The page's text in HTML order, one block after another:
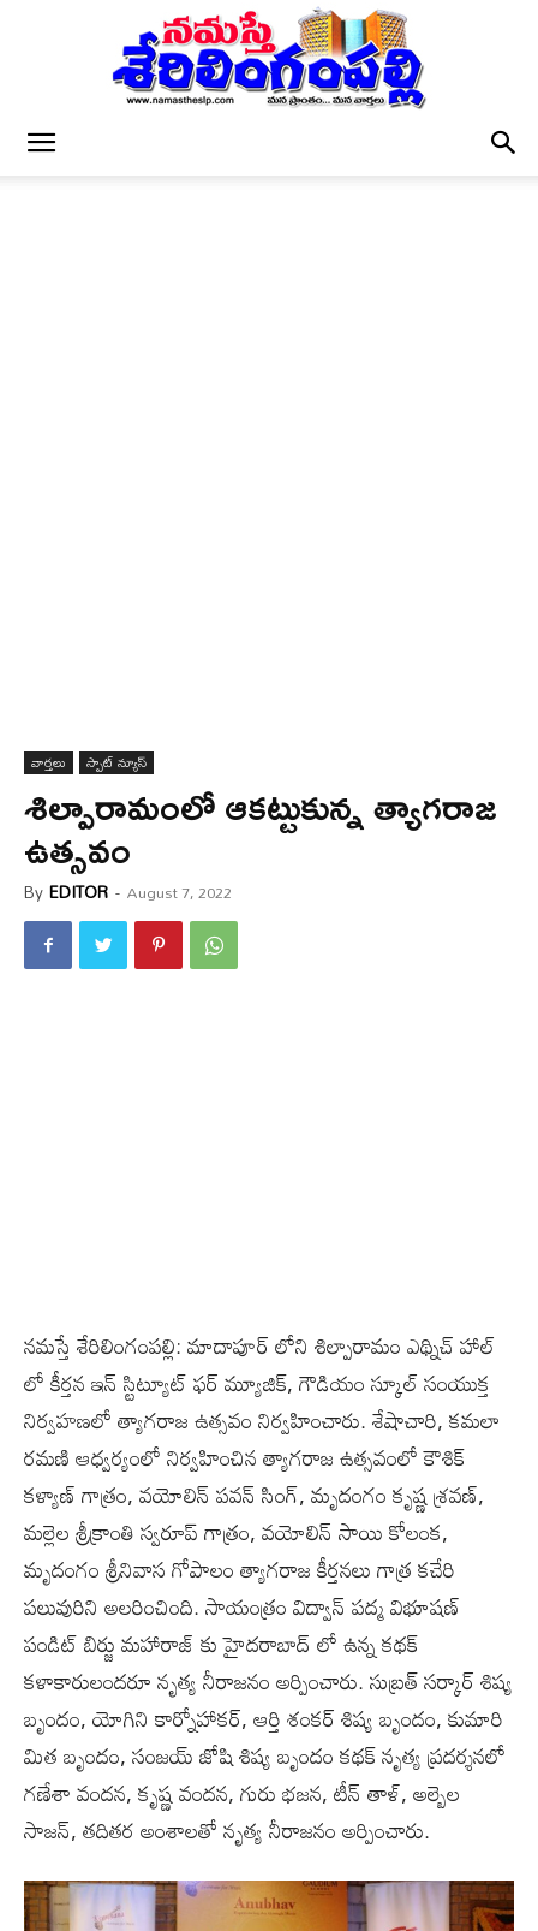
వార్త‌లు స్పాట్ న్యూస్
శిల్పారామంలో ఆకట్టుకున్న త్యాగరాజ
ఉత్సవం
ByEDITOR - August 7, 2022
నమస్తే శేరిలింగంపల్లి: మాదాపూర్ లోని శిల్పారామం ఎథ్నిచ్ హాల్
లో కీర్తన ఇన్ స్టిట్యూట్ ఫర్ మ్యూజిక్, గౌడియం స్కూల్ సంయుక్త
నిర్వహణలో త్యాగరాజ ఉత్సవం నిర్వహించారు. శేషాచారి, కమలా
రమణి ఆధ్వర్యంలో నిర్వహించిన త్యాగరాజ ఉత్సవంలో కౌశిక్
కళ్యాణ్ గాత్రం, వయోలిన్ పవన్ సింగ్, మృదంగం కృష్ణ శ్రవణ్,
మల్లెల శ్రీక్రాంతి స్వరూప్ గాత్రం, వయోలిన్ సాయి కోలంక,
మృదంగం శ్రీనివాస గోపాలం త్యాగరాజ కీర్తనలు గాత్ర కచేరి
పలువురిని అలరించింది. సాయంత్రం విద్వాన్ పద్మ విభూషణ్
పండిట్ బిర్జు మహారాజ్ కు హైదరాబాద్ లో ఉన్న కథక్
కళాకారులందరూ నృత్య నీరాజనం అర్పించారు. సుబ్రత్ సర్కార్ శిష్య
బృందం, యోగిని కార్నోహాకర్, ఆర్తి శంకర్ శిష్య బృందం, కుమారి
మిత బృందం, సంజయ్ జోషి శిష్య బృందం కథక్ నృత్య ప్రదర్శనలో
గణేశా వందన, కృష్ణ వందన, గురు భజన, టీన్ తాళ్, అల్బెల
సాజన్, తదితర అంశాలతో నృత్య నీరాజనం అర్పించారు.